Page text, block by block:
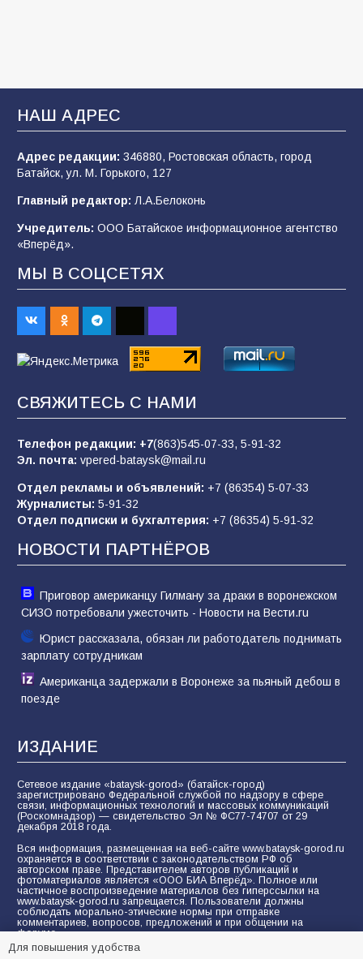
образовательного кластера
106 05.08.2026
«Мобилизация или набор?» Что на самом
деле происходит в армии России в августе
2026 года
101 03.08.2026
В Батайске продолжаются дорожные работы
98 04.08.2026
заявления о мобилизации — это
пропагандистский вброс
«Слухами Москву не возьмёшь»: почему
заявления Киева о мобилизации — это
отчаяние, а не разведка
81 02.08.2026
НАШ АДРЕС
Адрес редакции: 346880, Ростовская область, город
Батайск, ул. М. Горького, 127
Главный редактор: Л.А.Белоконь
Учредитель: ООО Батайское информационное агентство
«Вперёд».
МЫ В СОЦСЕТЯХ
СВЯЖИТЕСЬ С НАМИ
Телефон редакции: +7(863)545-07-33, 5-91-32
Эл. почта: vpered-bataysk@mail.ru
Отдел рекламы и объявлений: +7 (86354) 5-07-33
Журналисты: 5-91-32
Отдел подписки и бухгалтерия: +7 (86354) 5-91-32
НОВОСТИ ПАРТНЁРОВ
Приговор американцу Гилману за драки в воронежском
СИЗО потребовали ужесточить - Новости на Вести.ru
Юрист рассказала, обязан ли работодатель поднимать
зарплату сотрудникам
Американца задержали в Воронеже за пьяный дебош в
поезде
ИЗДАНИЕ
Сетевое издание «bataysk-gorod» (батайск-город)
зарегистрировано Федеральной службой по надзору в сфере
связи, информационных технологий и массовых коммуникаций
(Роскомнадзор) — свидетельство Эл № ФС77-74707 от 29
декабря 2018 года.
Вся информация, размещенная на веб-сайте www.bataysk-gorod.ru
охраняется в соответствии с законодательством РФ об
авторском праве. Представителем авторов публикаций и
фотоматериалов является «ООО БИА Вперёд». Полное или
частичное воспроизведение материалов без гиперссылки на
www.bataysk-gorod.ru запрещается. Пользователи должны
соблюдать морально-этические нормы при отправке
комментариев, вопросов, предложений и при общении на
форуме.
Политика конфиденциальности и защиты информации
Для повышения удобства